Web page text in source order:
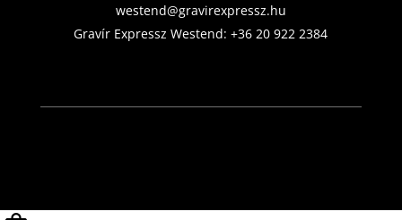
westend@gravirexpressz.hu
Gravír Expressz Westend:+36 20 922 2384